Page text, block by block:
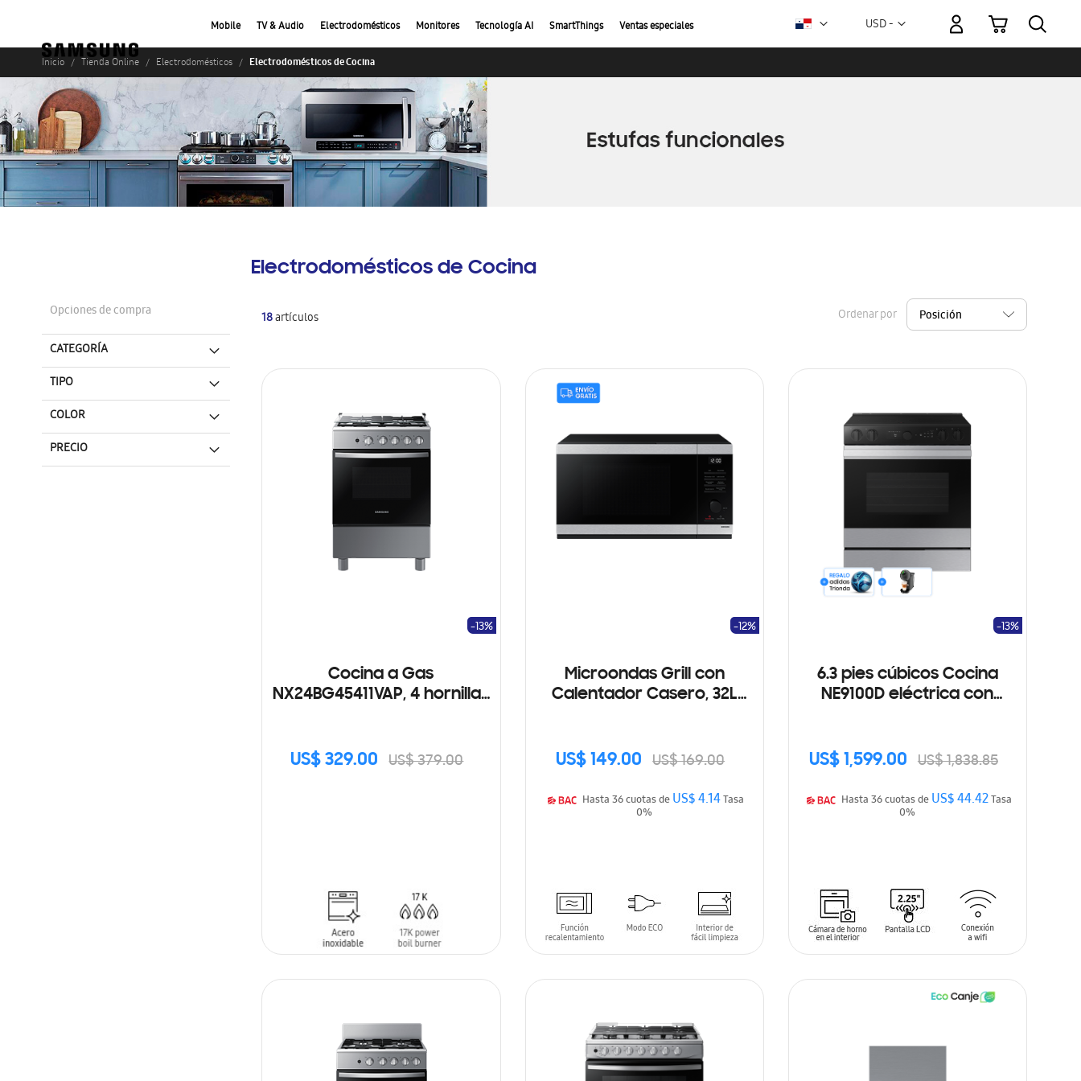
Mobile TV & Audio Electrodomésticos Monitores Tecnología AI SmartThings Ventas especiales Moneda
USD -
Mi carrito
Inicio Tienda Online Electrodomésticos Electrodomésticos de Cocina
Electrodomésticos de Cocina
18artículos Ordenar por
Cocina a Gas
NX24BG45411VAP, 4 hornillas
US$ 329.00 US$ 379.00
-13%
Microondas Grill con
Calentador Casero, 32L
US$ 149.00 US$ 169.00
-12%
Hasta 36 cuotas deUS$ 4.14Tasa
0%
6.3 pies cúbicos Cocina
NE9100D eléctrica con
US$ 1,599.00 US$ 1,838.85
-13%
Hasta 36 cuotas deUS$ 44.42Tasa
0%
Opciones de compra
CATEGORÍA
TIPO
COLOR
PRECIO